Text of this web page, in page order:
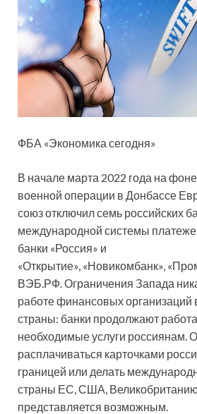
ФБА «Экономика сегодня»
В начале марта 2022 года на
военной операции в Донбассе
союз отключил семь российских
международной системы
банки «Россия» и
«Открытие», «Новикомбанк»,
ВЭБ.РФ. Ограничения Запада
работе финансовых организаций
страны: банки продолжают
необходимые услуги россиянам.
расплачиваться карточками
границей или делать
страны ЕС, США,
представляется возможным.